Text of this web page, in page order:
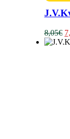
8,05€